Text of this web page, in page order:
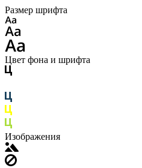
Размер шрифта
Цвет фона и шрифта
Изображения